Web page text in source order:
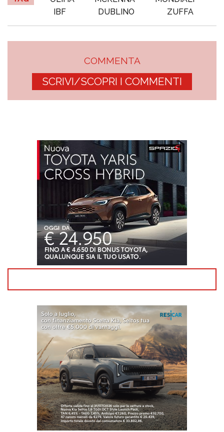
IBF
DUBLINO ZUFFA
COMMENTA
SCRIVI/SCOPRI I COMMENTI